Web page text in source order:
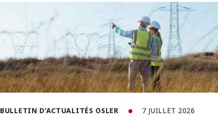
BULLETIN D’ACTUALITÉS OSLER 7 JUILLET 2026